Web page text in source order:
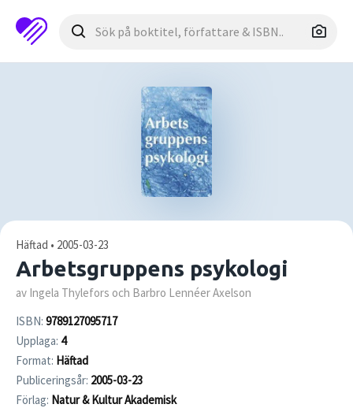
Häftad • 2005-03-23
Arbetsgruppens psykologi
av Ingela Thylefors och Barbro Lennéer Axelson
ISBN: 9789127095717
Upplaga: 4
Format: Häftad
Publiceringsår: 2005-03-23
Förlag: Natur & Kultur Akademisk